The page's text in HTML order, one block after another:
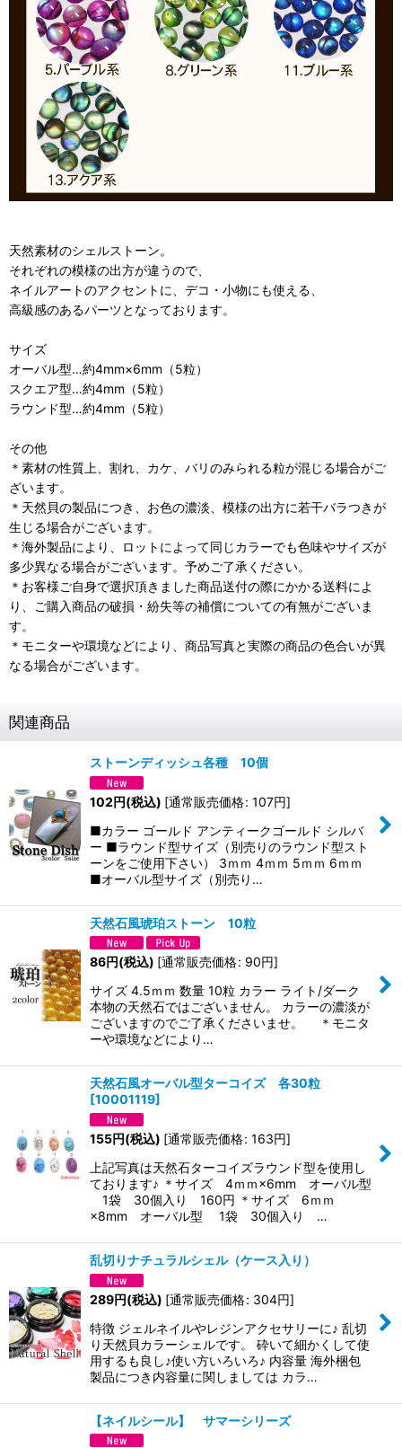
天然素材のシェルストーン。
それぞれの模様の出方が違うので、
ネイルアートのアクセントに、デコ・小物にも使える、
高級感のあるパーツとなっております。
サイズ
オーバル型…約4mm×6mm（5粒）
スクエア型…約4mm（5粒）
ラウンド型…約4mm（5粒）
その他
＊素材の性質上、割れ、カケ、バリのみられる粒が混じる場合がご
ざいます。
＊天然貝の製品につき、お色の濃淡、模様の出方に若干バラつきが
生じる場合がございます。
＊海外製品により、ロットによって同じカラーでも色味やサイズが
多少異なる場合がございます。予めご了承ください。
＊お客様ご自身で選択頂きました商品送付の際にかかる送料によ
り、ご購入商品の破損・紛失等の補償についての有無がございま
す。
＊モニターや環境などにより、商品写真と実際の商品の色合いが異
なる場合がございます。
関連商品
ストーンディッシュ各種 10個
102円(税込) [通常販売価格: 107円]
■カラー ゴールド アンティークゴールド シルバ
ー ■ラウンド型サイズ（別売りのラウンド型スト
ーンをご使用下さい） 3ｍｍ 4ｍｍ 5ｍｍ 6ｍｍ
■オーバル型サイズ（別売り…
天然石風琥珀ストーン 10粒
86円(税込) [通常販売価格: 90円]
サイズ 4.5ｍｍ 数量 10粒 カラー ライト/ダーク
本物の天然石ではございません。 カラーの濃淡が
ございますのでご了承くださいませ。 ＊モニタ
ーや環境などにより…
天然石風オーバル型ターコイズ 各30粒
[10001119]
155円(税込) [通常販売価格: 163円]
上記写真は天然石ターコイズラウンド型を使用し
ております♪ ＊サイズ 4ｍｍ×6mm オーバル型
1袋 30個入り 160円 ＊サイズ 6ｍｍ
×8mm オーバル型 1袋 30個入り …
乱切りナチュラルシェル（ケース入り）
289円(税込) [通常販売価格: 304円]
特徴 ジェルネイルやレジンアクセサリーに♪ 乱切
り天然貝カラーシェルです。 砕いて細かくして使
用するも良し♪使い方いろいろ♪ 内容量 海外梱包
製品につき内容量に関しましては カラ…
【ネイルシール】 サマーシリーズ